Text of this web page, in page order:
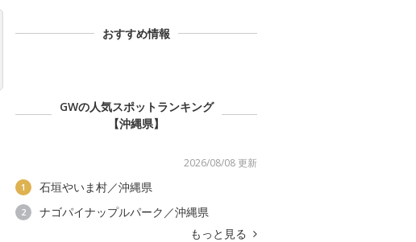
おすすめ情報
GWの人気スポットランキング
【沖縄県】
2026/08/08 更新
1 石垣やいま村／沖縄県
2
ナゴパイナップルパーク／沖縄県
もっと見る